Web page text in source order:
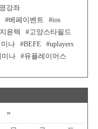
강좌
베페이벤트
ios
지윤텍
고양스타필드
나 BEFE
uplayers
미나
유플레이어스
»